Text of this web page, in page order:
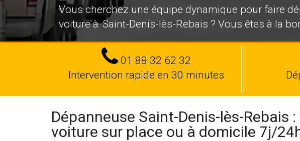
Vous cherchez une équipe dynamique pour faire
voiture à Saint-Denis-lès-Rebais ? Vous êtes à la
Tel
01 88 32 62 32
Intervention rapide en 30 minutes
Dépanneuse Saint-Denis-lès-Rebais
voiture sur place ou à domicile 7j/